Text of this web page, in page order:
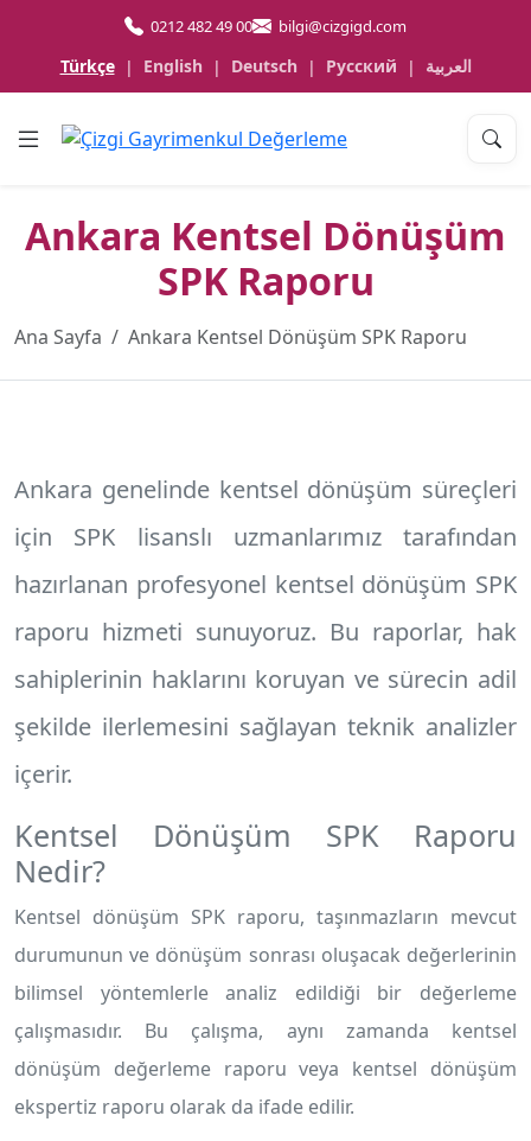
0212 482 49 00 bilgi@cizgigd.com
Türkçe | English | Deutsch | Русский | العربية
Ankara Kentsel Dönüşüm
SPK Raporu
Ana Sayfa Ankara Kentsel Dönüşüm SPK Raporu
Ankara genelinde kentsel dönüşüm süreçleri
için SPK lisanslı uzmanlarımız tarafından
hazırlanan profesyonel kentsel dönüşüm SPK
raporu hizmeti sunuyoruz. Bu raporlar, hak
sahiplerinin haklarını koruyan ve sürecin adil
şekilde ilerlemesini sağlayan teknik analizler
içerir.
Kentsel Dönüşüm SPK Raporu
Nedir?
Kentsel dönüşüm SPK raporu, taşınmazların mevcut
durumunun ve dönüşüm sonrası oluşacak değerlerinin
bilimsel yöntemlerle analiz edildiği bir değerleme
çalışmasıdır. Bu çalışma, aynı zamanda kentsel
dönüşüm değerleme raporu veya kentsel dönüşüm
ekspertiz raporu olarak da ifade edilir.